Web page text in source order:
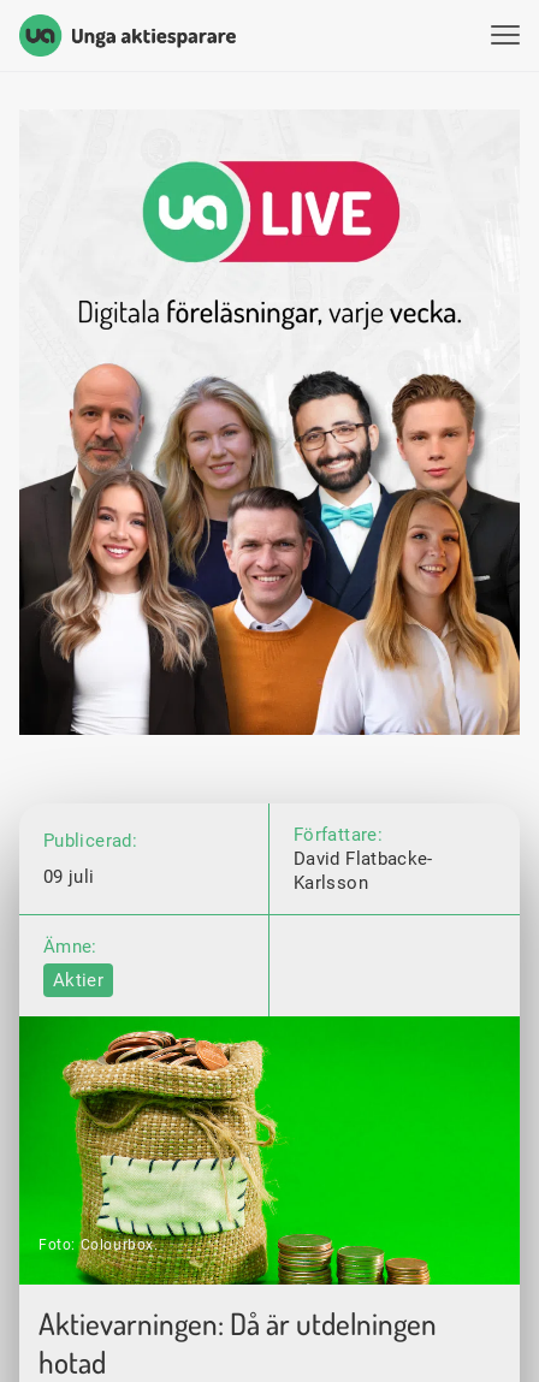
Unga Aktiesparare
Publicerad:
09 juli
Författare:
David Flatbacke-
Karlsson
Ämne:
Aktier
Foto: Colourbox.
Aktievarningen: Då är utdelningen
hotad